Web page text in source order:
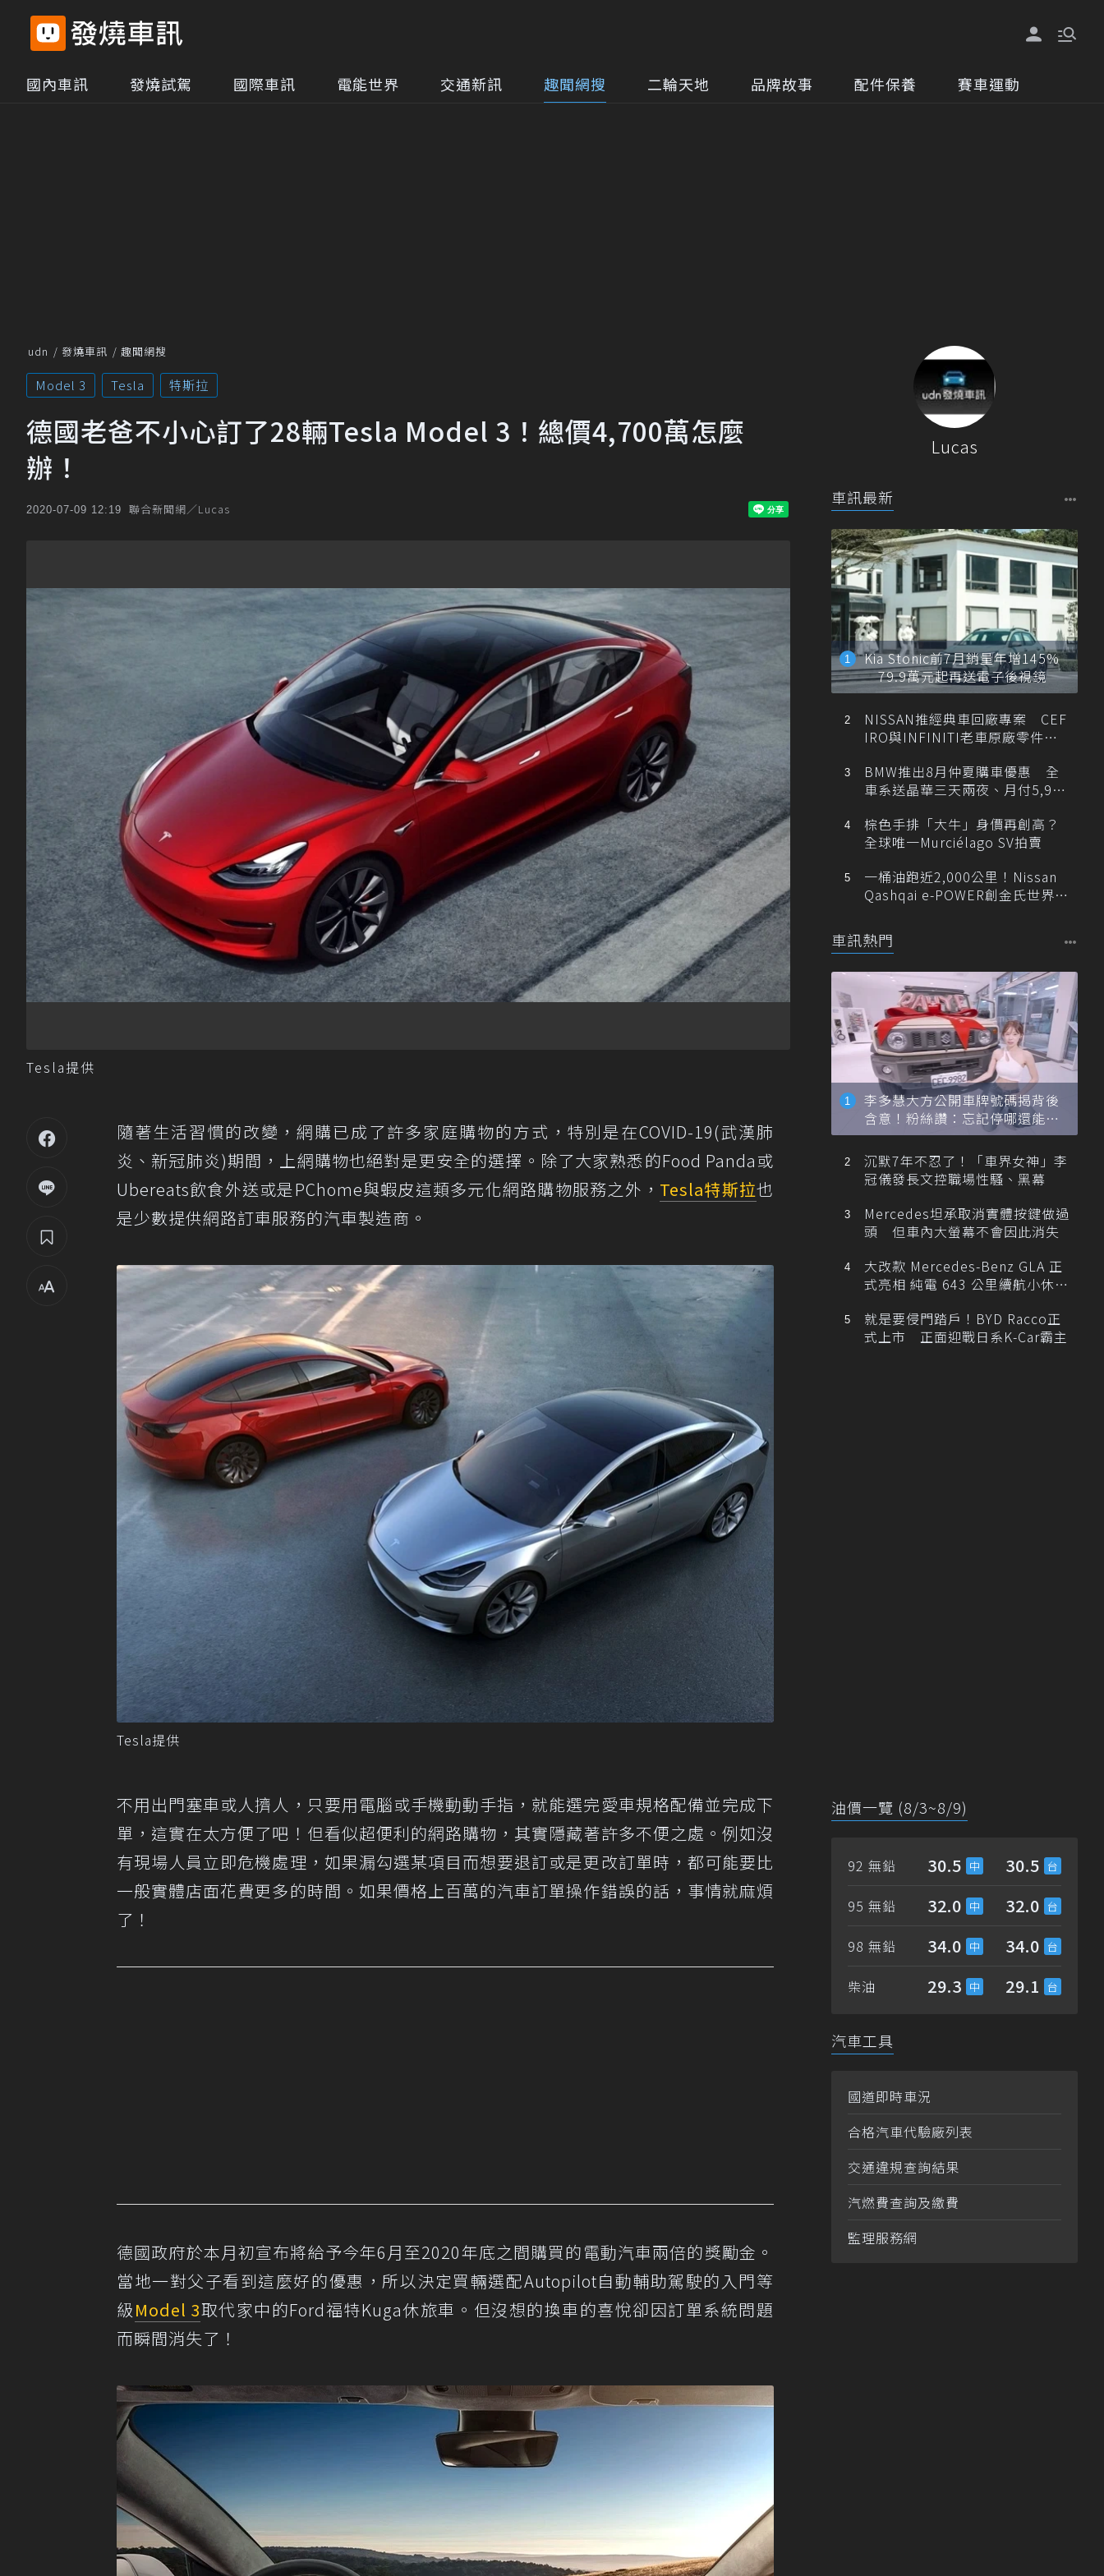
國內車訊 發燒試駕 國際車訊 電能世界 交通新訊 趣聞網搜 二輪天地 品牌故事 配件保養 賽車運動
udn 發燒車訊 趣聞網搜
Model 3 Tesla 特斯拉
德國老爸不小心訂了28輛Tesla Model 3！總價4,700萬怎麼
辦！
2020-07-09 12:19 聯合新聞網／Lucas
Tesla提供
隨著生活習慣的改變，網購已成了許多家庭購物的方式，特別是在COVID-19(武漢肺
炎、新冠肺炎)期間，上網購物也絕對是更安全的選擇。除了大家熟悉的Food Panda或
Ubereats飲食外送或是PChome與蝦皮這類多元化網路購物服務之外， Tesla特斯拉也
是少數提供網路訂車服務的汽車製造商。
Tesla提供
不用出門塞車或人擠人，只要用電腦或手機動動手指，就能選完愛車規格配備並完成下
單，這實在太方便了吧！但看似超便利的網路購物，其實隱藏著許多不便之處。例如沒
有現場人員立即危機處理，如果漏勾選某項目而想要退訂或是更改訂單時，都可能要比
一般實體店面花費更多的時間。如果價格上百萬的汽車訂單操作錯誤的話，事情就麻煩
了！
德國政府於本月初宣布將給予今年6月至2020年底之間購買的電動汽車兩倍的獎勵金。
當地一對父子看到這麼好的優惠，所以決定買輛選配Autopilot自動輔助駕駛的入門等
級Model 3取代家中的Ford福特Kuga休旅車。但沒想的換車的喜悅卻因訂單系統問題
而瞬間消失了！
Lucas
車訊最新
Kia Stonic前7月銷量年增145%
79.9萬元起再送電子後視鏡
NISSAN推經典車回廠專案 CEF
IRO與INFINITI老車原廠零件最
BMW推出8月仲夏購車優惠 全
車系送晶華三天兩夜、月付5,900
棕色手排「大牛」身價再創高？
全球唯一Murciélago SV拍賣
一桶油跑近2,000公里！Nissan
Qashqai e-POWER創金氏世界紀
車訊熱門
李多慧大方公開車牌號碼揭背後
含意！粉絲讚：忘記停哪還能幫
忙找車
沉默7年不忍了！「車界女神」李
冠儀發長文控職場性騷、黑幕
Mercedes坦承取消實體按鍵做過
頭 但車內大螢幕不會因此消失
大改款 Mercedes-Benz GLA 正
式亮相 純電 643 公里續航小休
就是要侵門踏戶！BYD Racco正
式上市 正面迎戰日系K-Car霸主
油價一覽 (8/3~8/9)
92 無鉛 30.5 30.5
95 無鉛 32.0 32.0
98 無鉛 34.0 34.0
柴油 29.3 29.1
汽車工具
國道即時車況
合格汽車代驗廠列表
交通違規查詢結果
汽燃費查詢及繳費
監理服務網